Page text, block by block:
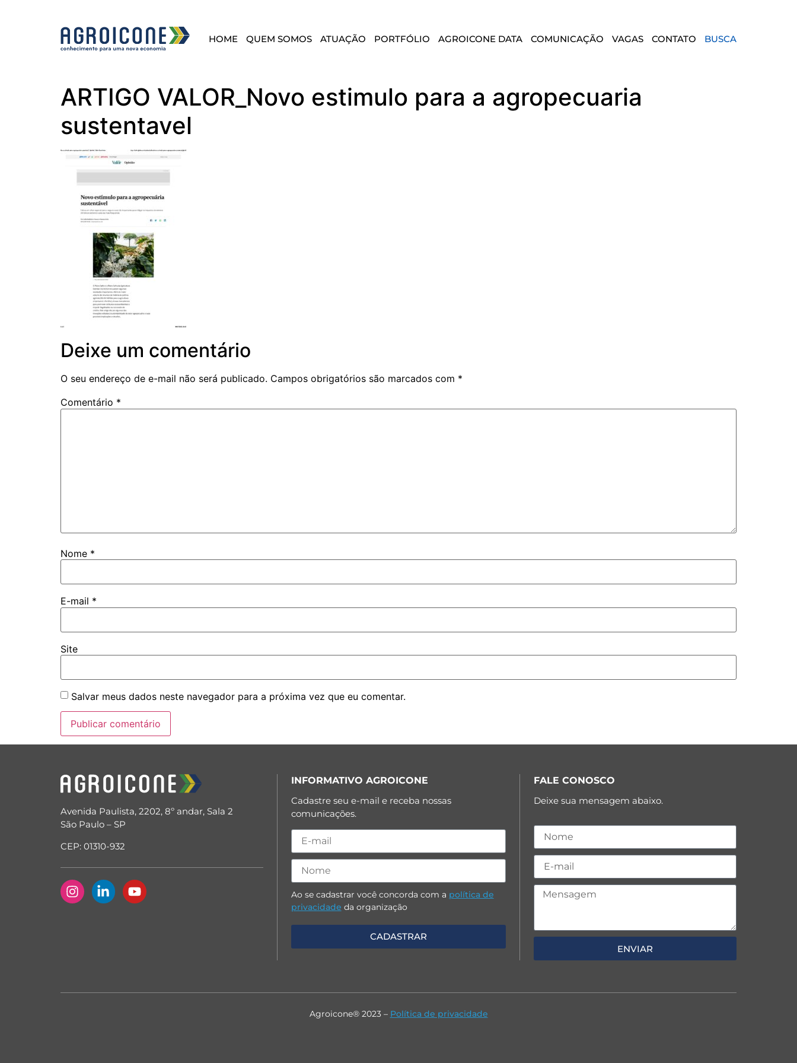
HOME QUEM SOMOS ATUAÇÃO PORTFÓLIO AGROICONE DATA COMUNICAÇÃO VAGAS CONTATO BUSCA
ARTIGO VALOR_Novo estimulo para a agropecuaria
sustentavel
Deixe um comentário
O seu endereço de e-mail não será publicado. Campos obrigatórios são marcados com *
Comentário *
Nome *
E-mail *
Site
Salvar meus dados neste navegador para a próxima vez que eu comentar.
Avenida Paulista, 2202, 8º andar, Sala 2
São Paulo – SP
CEP: 01310-932
INFORMATIVO AGROICONE
Cadastre seu e-mail e receba nossas
comunicações.
Ao se cadastrar você concorda com a política de
privacidade da organização
FALE CONOSCO
Deixe sua mensagem abaixo.
ENVIAR
Agroicone® 2023 – Política de privacidade